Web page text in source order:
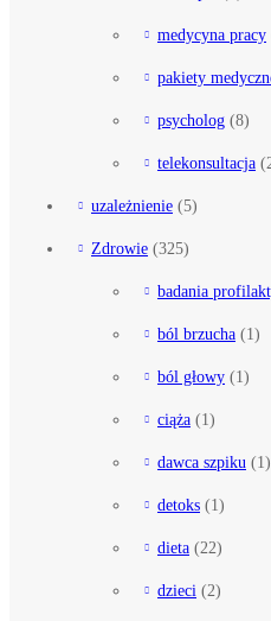
medycyna pracy
pakiety
psycholog (8)
telekonsultacja
uzależnienie (5)
Zdrowie (325)
badania
ból brzucha (1)
ból głowy (1)
ciąża (1)
dawca szpiku (1)
detoks (1)
dieta (22)
dzieci (2)